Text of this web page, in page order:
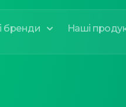
бренди Наші